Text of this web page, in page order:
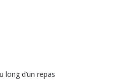
long d’un repas